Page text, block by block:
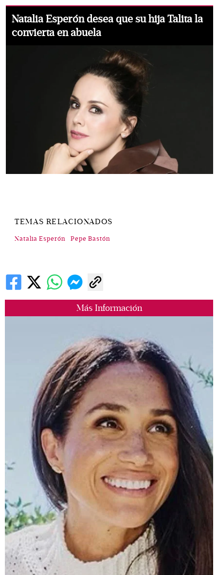
Más Información
Natalia Esperón desea que su hija Talita la
convierta en abuela
TEMAS RELACIONADOS
Natalia Esperón Pepe Bastón